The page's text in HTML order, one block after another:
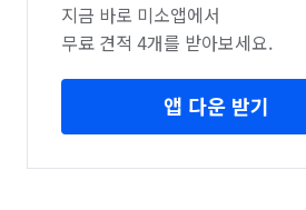
지금 바로 미소앱에서
무료 견적 4개를 받아보세요.
앱 다운 받기